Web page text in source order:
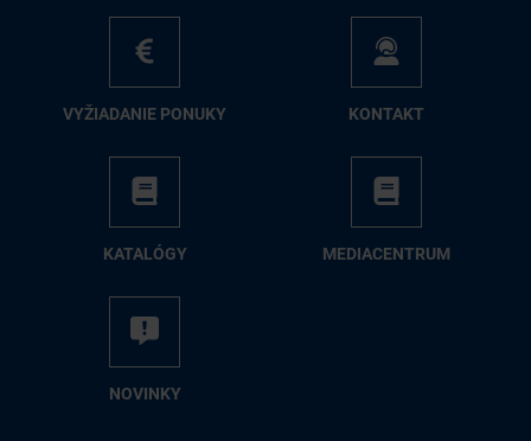
VY­ŽIA­DA­NIE PO­NU­KY KON­TAKT
KA­TA­LÓ­GY ME­DIA­CEN­TRUM
NO­VIN­KY